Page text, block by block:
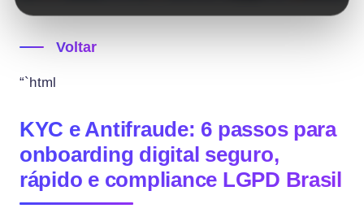
Voltar
“`html
KYC e Antifraude: 6 passos para
onboarding digital seguro,
rápido e compliance LGPD Brasil